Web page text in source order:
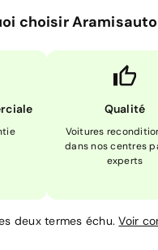
choisir Aramisauto
Qualité
Voitures
dans nos centres
experts
deux termes échu.Voir